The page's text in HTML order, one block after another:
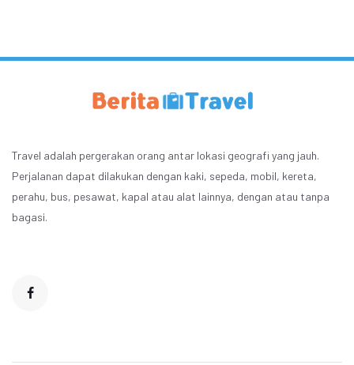
Travel adalah pergerakan orang antar lokasi geografi yang jauh.
Perjalanan dapat dilakukan dengan kaki, sepeda, mobil, kereta,
perahu, bus, pesawat, kapal atau alat lainnya, dengan atau tanpa
bagasi.